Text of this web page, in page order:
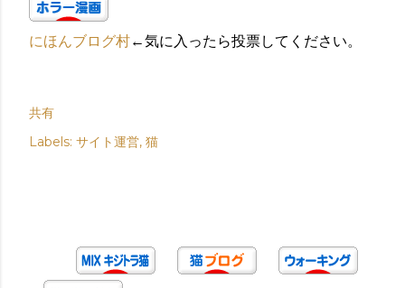
にほんブログ村←気に入ったら投票してください。
共有
Labels: サイト運営 猫